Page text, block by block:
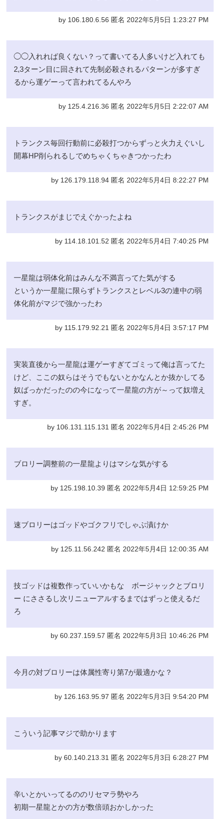
by 106.180.6.56 匿名 2022年5月5日 1:23:27 PM
◯◯入れれば良くない？って書いてる人多いけど入れても
2,3ターン目に回されて先制必殺されるパターンが多すぎ
るから運ゲーって言われてるんやろ
by 125.4.216.36 匿名 2022年5月5日 2:22:07 AM
トランクス毎回行動前に必殺打つからずっと火力えぐいし
開幕HP削られるしでめちゃくちゃきつかったわ
by 126.179.118.94 匿名 2022年5月4日 8:22:27 PM
トランクスがまじでえぐかったよね
by 114.18.101.52 匿名 2022年5月4日 7:40:25 PM
一星龍は弱体化前はみんな不満言ってた気がする
というか一星龍に限らずトランクスとレベル3の連中の弱
体化前がマジで強かったわ
by 115.179.92.21 匿名 2022年5月4日 3:57:17 PM
実装直後から一星龍は運ゲーすぎてゴミって俺は言ってた
けど、ここの奴らはそうでもないとかなんとか抜かしてる
奴ばっかだったのの今になって一星龍の方が～って奴増え
すぎ。
by 106.131.115.131 匿名 2022年5月4日 2:45:26 PM
ブロリー調整前の一星龍よりはマシな気がする
by 125.198.10.39 匿名 2022年5月4日 12:59:25 PM
速ブロリーはゴッドやゴクフリでしゃぶ漬けか
by 125.11.56.242 匿名 2022年5月4日 12:00:35 AM
技ゴッドは複数作っていいかもな ボージャックとブロリ
ー にささるし次リニューアルするまではずっと使えるだ
ろ
by 60.237.159.57 匿名 2022年5月3日 10:46:26 PM
今月の対ブロリーは体属性寄り第7が最適かな？
by 126.163.95.97 匿名 2022年5月3日 9:54:20 PM
こういう記事マジで助かります
by 60.140.213.31 匿名 2022年5月3日 6:28:27 PM
辛いとかいってるののリセマラ勢やろ
初期一星龍とかの方が数倍頭おかしかった